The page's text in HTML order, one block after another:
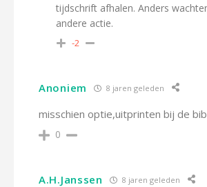
tijdschrift afhalen. Anders
andere actie.
-2
Anoniem 8 jaren geleden
misschien optie,uitprinten bij de
0
A.H.Janssen 8 jaren geleden